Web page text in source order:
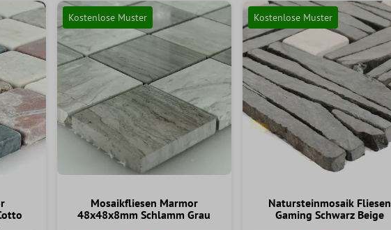
Kostenlose Muster
Mosaikfliesen Marmor
48x48x8mm Schlamm Grau
Kostenlose Muster
Natursteinmosaik Fliesen
Gaming Schwarz Beige